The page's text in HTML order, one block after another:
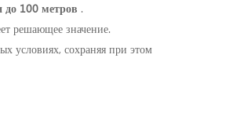
до 100 метров .
решающее значение.
условиях, сохраняя при этом